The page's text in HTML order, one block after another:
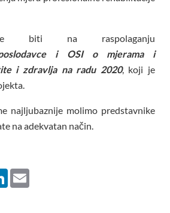
će biti na raspolaganju
i OSI o mjerama i
i zdravlja na radu 2020, koji je
najljubaznije molimo predstavnike
na adekvatan način.
LinkedIn